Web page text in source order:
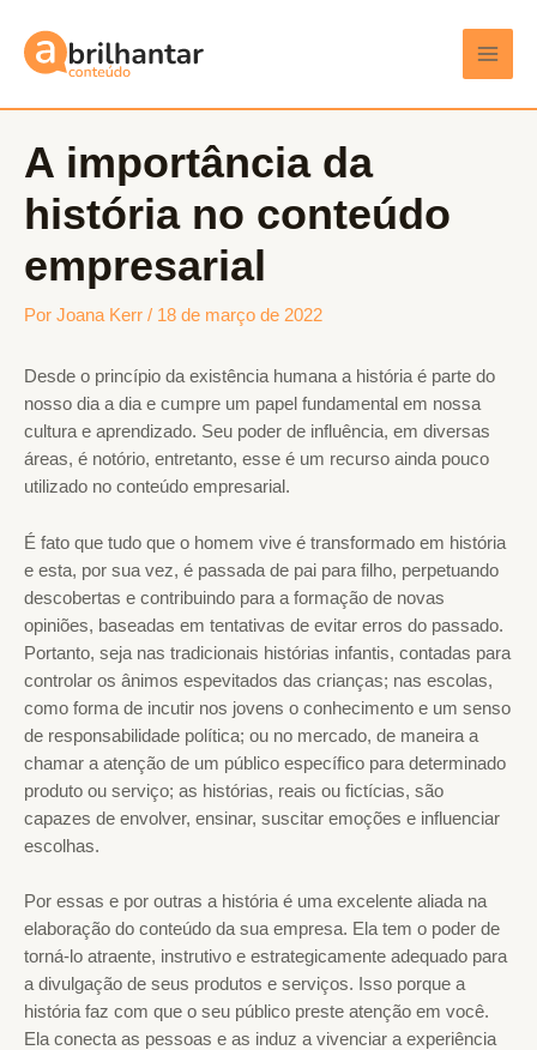
para
Main
A importância da
história no conteúdo
empresarial
Por Joana Kerr / 18 de março de 2022
Desde o princípio da existência humana a história é parte do
nosso dia a dia e cumpre um papel fundamental em nossa
cultura e aprendizado. Seu poder de influência, em diversas
áreas, é notório, entretanto, esse é um recurso ainda pouco
utilizado no conteúdo empresarial.
É fato que tudo que o homem vive é transformado em história
e esta, por sua vez, é passada de pai para filho, perpetuando
descobertas e contribuindo para a formação de novas
opiniões, baseadas em tentativas de evitar erros do passado.
Portanto, seja nas tradicionais histórias infantis, contadas para
controlar os ânimos espevitados das crianças; nas escolas,
como forma de incutir nos jovens o conhecimento e um senso
de responsabilidade política; ou no mercado, de maneira a
chamar a atenção de um público específico para determinado
produto ou serviço; as histórias, reais ou fictícias, são
capazes de envolver, ensinar, suscitar emoções e influenciar
escolhas.
Por essas e por outras a história é uma excelente aliada na
elaboração do conteúdo da sua empresa. Ela tem o poder de
torná-lo atraente, instrutivo e estrategicamente adequado para
a divulgação de seus produtos e serviços. Isso porque a
história faz com que o seu público preste atenção em você.
Ela conecta as pessoas e as induz a vivenciar a experiência
navigation